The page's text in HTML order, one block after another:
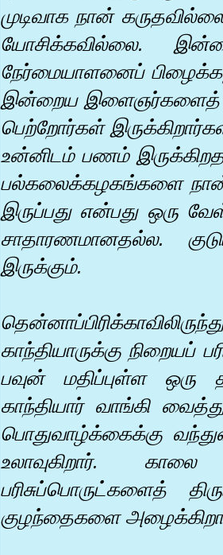
முடிவாக நான்
யோசிக்கவில்லை.
நேர்மையாளனைப்
இன்றைய இளைஞர்களைத்
பெற்றோர்கள்
உன்னிடம் பணம்
பல்கலைக்கழகங்களை நான்
இருப்பது என்பது ஒரு
சாதாரணமானதல்ல.
இருக்கும்.
காந்தியாருக்கு நிறையப்
பவுன் மதிப்புள்ள ஒரு
காந்தியார் வாங்கி
பொதுவாழ்க்கைக்கு
உலாவுகிறார். காலை
பரிசுப்பொருட்களைத்
குழந்தைகளை